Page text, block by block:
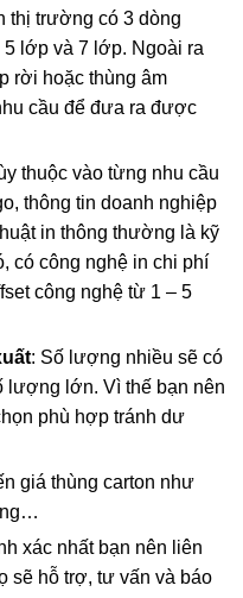
thị trường có 3 dòng
lớp và 7 lớp. Ngoài ra
rời hoặc thùng âm
cầu để đưa ra được
thuộc vào từng nhu cầu
thông tin doanh nghiệp
in thông thường là kỹ
có công nghệ in chi phí
công nghệ từ 1 – 5
: Số lượng nhiều sẽ có
lượng lớn. Vì thế bạn nên
phù hợp tránh dư
giá thùng carton như
xác nhất bạn nên liên
sẽ hỗ trợ, tư vấn và báo